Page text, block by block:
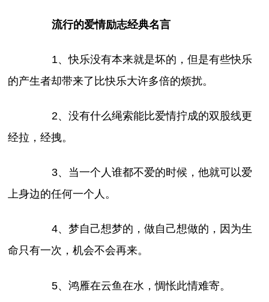
流行的爱情励志经典名言
1、快乐没有本来就是坏的，但是有些快乐
的产生者却带来了比快乐大许多倍的烦扰。
2、没有什么绳索能比爱情拧成的双股线更
经拉，经拽。
3、当一个人谁都不爱的时候，他就可以爱
上身边的任何一个人。
4、梦自己想梦的，做自己想做的，因为生
命只有一次，机会不会再来。
5、鸿雁在云鱼在水，惆怅此情难寄。